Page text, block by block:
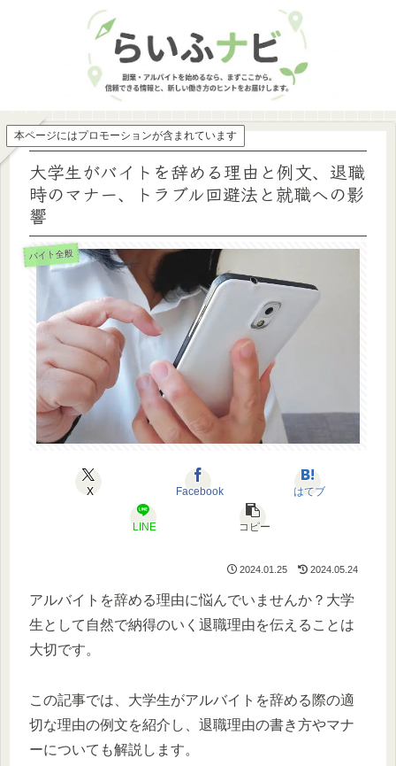
本ページにはプロモーションが含まれています
大学生がバイトを辞める理由と例文、退職
時のマナー、トラブル回避法と就職への影
響
バイト全般
X Facebook はてブ
LINE コピー
2024.01.25 2024.05.24
アルバイトを辞める理由に悩んでいませんか？大学
生として自然で納得のいく退職理由を伝えることは
大切です。
この記事では、大学生がアルバイトを辞める際の適
切な理由の例文を紹介し、退職理由の書き方やマナ
ーについても解説します。